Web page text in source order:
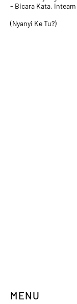
- Bicara Kata, Inteam
(Nyanyi Ke Tu?)
MENU